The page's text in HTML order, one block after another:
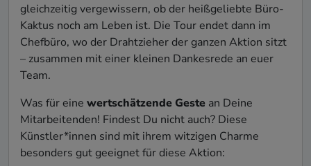
gleichzeitig vergewissern, ob der heißgeliebte Büro-
Kaktus noch am Leben ist. Die Tour endet dann im
Chefbüro, wo der Drahtzieher der ganzen Aktion sitzt
– zusammen mit einer kleinen Dankesrede an euer
Team.
Was für eine wertschätzende Geste an Deine
Mitarbeitenden! Findest Du nicht auch? Diese
Künstler*innen sind mit ihrem witzigen Charme
besonders gut geeignet für diese Aktion: